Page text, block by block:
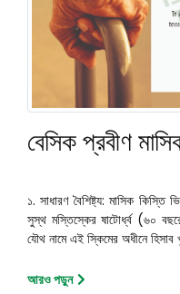
বেসিক প্রবীণ
১. সাধারণ বৈশিষ্ট্য: মাসিক কিস্তি ভিত্তিক মেয়াদী আমানত স্কিম। যেকোন বাংলাদেশী
সুস্থ মস্তিস্কের ষাটোর্ধ্ব (৬০
আরও পড়ুন